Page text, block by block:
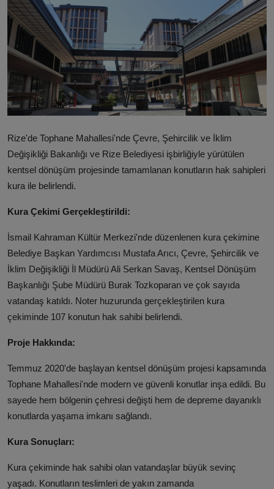
ŞİRKETLER
BELEDİYELER
Rize'de Tophane Mahallesi'nde Çevre, Şehircilik ve İklim
Değişikliği Bakanlığı ve Rize Belediyesi işbirliğiyle yürütülen
kentsel dönüşüm projesinde tamamlanan konutların hak sahipleri
kura ile belirlendi.
Kura Çekimi Gerçekleştirildi:
İsmail Kahraman Kültür Merkezi'nde düzenlenen kura çekimine
Belediye Başkan Yardımcısı Mustafa Arıcı, Çevre, Şehircilik ve
İklim Değişikliği İl Müdürü Ali Serkan Savaş, Kentsel Dönüşüm
Başkanlığı Şube Müdürü Burak Tozkoparan ve çok sayıda
vatandaş katıldı. Noter huzurunda gerçekleştirilen kura
çekiminde 107 konutun hak sahibi belirlendi.
Proje Hakkında:
Temmuz 2020'de başlayan kentsel dönüşüm projesi kapsamında
Tophane Mahallesi'nde modern ve güvenli konutlar inşa edildi. Bu
sayede hem bölgenin çehresi değişti hem de depreme dayanıklı
konutlarda yaşama imkanı sağlandı.
Kura Sonuçları:
Kura çekiminde hak sahibi olan vatandaşlar büyük sevinç
yaşadı. Konutların teslimleri de yakın zamanda